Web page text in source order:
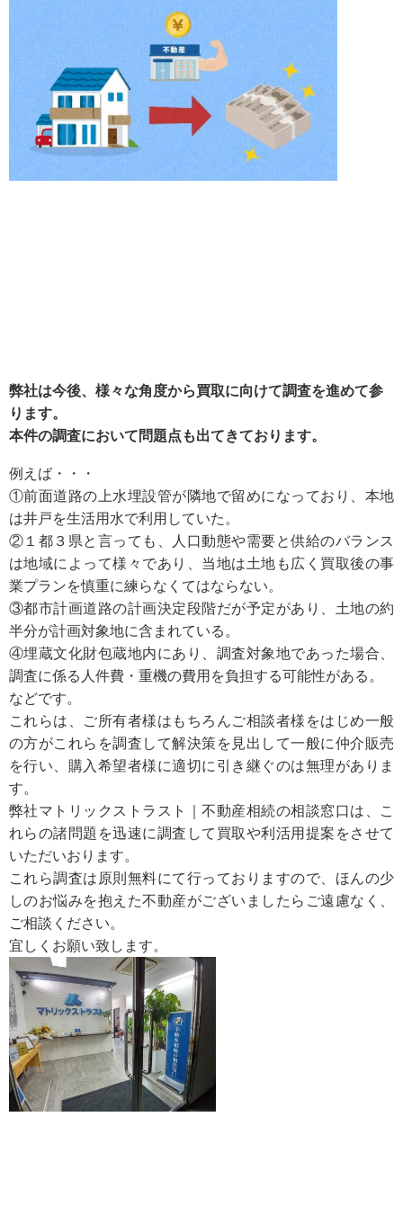
弊社は今後、様々な角度から買取に向けて調査を進めて参
ります。
本件の調査において問題点も出てきております。
例えば・・・
①前面道路の上水埋設管が隣地で留めになっており、本地
は井戸を生活用水で利用していた。
②１都３県と言っても、人口動態や需要と供給のバランス
は地域によって様々であり、当地は土地も広く買取後の事
業プランを慎重に練らなくてはならない。
③都市計画道路の計画決定段階だが予定があり、土地の約
半分が計画対象地に含まれている。
④埋蔵文化財包蔵地内にあり、調査対象地であった場合、
調査に係る人件費・重機の費用を負担する可能性がある。
などです。
これらは、ご所有者様はもちろんご相談者様をはじめ一般
の方がこれらを調査して解決策を見出して一般に仲介販売
を行い、購入希望者様に適切に引き継ぐのは無理がありま
す。
弊社マトリックストラスト｜不動産相続の相談窓口は、こ
れらの諸問題を迅速に調査して買取や利活用提案をさせて
いただいおります。
これら調査は原則無料にて行っておりますので、ほんの少
しのお悩みを抱えた不動産がございましたらご遠慮なく、
ご相談ください。
宜しくお願い致します。